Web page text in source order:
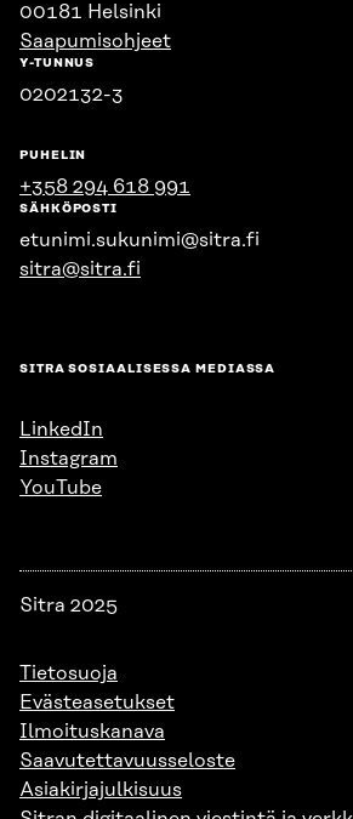
00181 Helsinki
Saapumisohjeet
Y-TUNNUS
0202132-3
PUHELIN
+358 294 618 991
SÄHKÖPOSTI
etunimi.sukunimi@sitra.fi
sitra@sitra.fi
SITRA SOSIAALISESSA MEDIASSA
LinkedIn
Instagram
YouTube
Sitra 2025
Tietosuoja
Evästeasetukset
Ilmoituskanava
Saavutettavuusseloste
Asiakirjajulkisuus